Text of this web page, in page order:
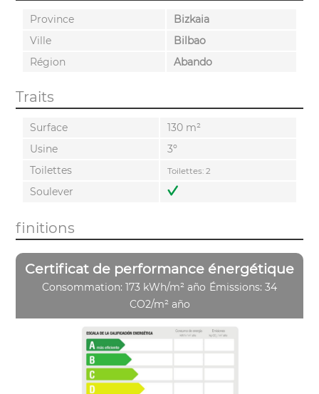
Province
Bizkaia
Ville
Bilbao
Région
Abando
Traits
Surface
130 m²
Usine
3º
Toilettes
Toilettes: 2
Soulever
finitions
Certificat de performance énergétique
Consommation: 173 kWh/m² año Émissions: 34
CO2/m² año